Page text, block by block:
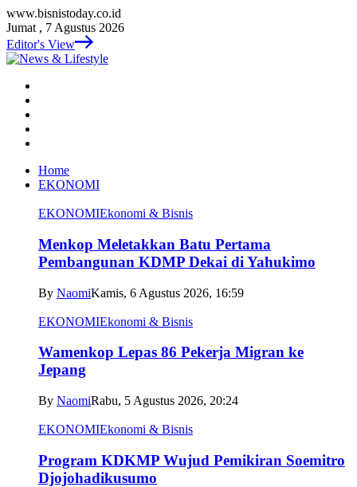
www.bisnistoday.co.id
Jumat , 7 Agustus 2026
Editor's View
Home
EKONOMI
EKONOMIEkonomi & Bisnis
Menkop Meletakkan Batu Pertama
Pembangunan KDMP Dekai di Yahukimo
By NaomiKamis, 6 Agustus 2026, 16:59
EKONOMIEkonomi & Bisnis
Wamenkop Lepas 86 Pekerja Migran ke
Jepang
By NaomiRabu, 5 Agustus 2026, 20:24
EKONOMIEkonomi & Bisnis
Program KDKMP Wujud Pemikiran Soemitro
Djojohadikusumo